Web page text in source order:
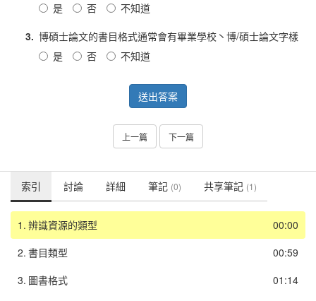
是
否
不知道
3. 博碩士論文的書目格式通常會有畢業學校丶博/碩士論文字樣
是
否 不知道
送出答案
上一篇 下一篇
索引 討論 詳細 筆記 (0) 共享筆記 (1)
00:00
1. 辨識資源的類型
00:59
2. 書目類型
01:14
3. 圖書格式